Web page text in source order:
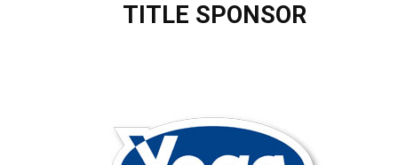
TITLE SPONSOR